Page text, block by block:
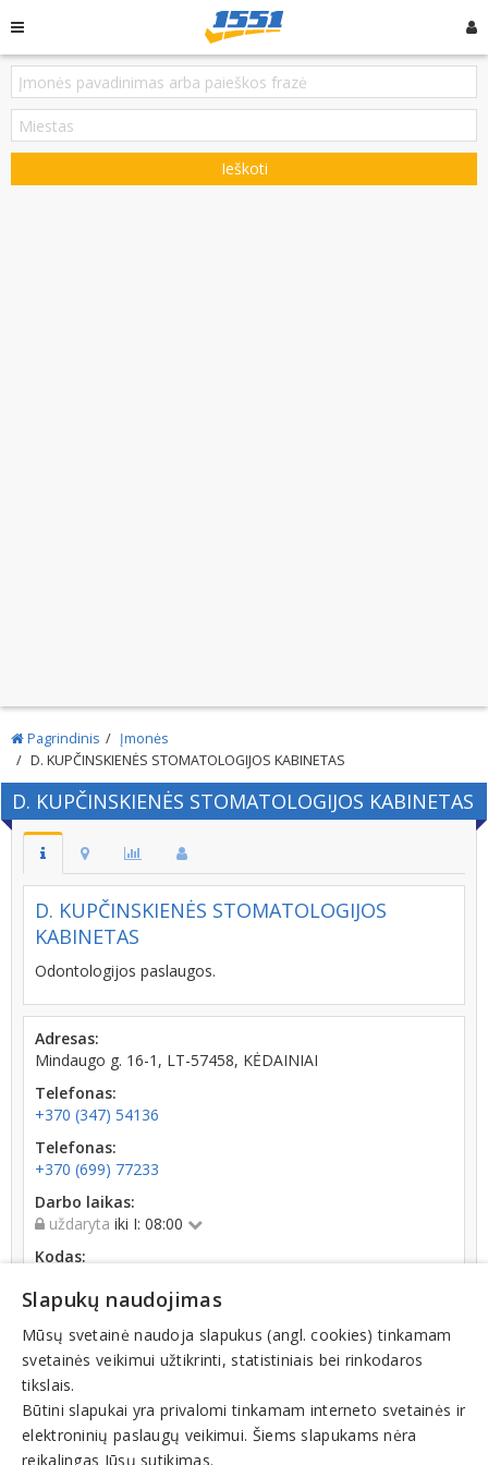
Ieškoti
Pagrindinis
Įmonės
D. KUPČINSKIENĖS STOMATOLOGIJOS KABINETAS
D. KUPČINSKIENĖS STOMATOLOGIJOS KABINETAS
D. KUPČINSKIENĖS STOMATOLOGIJOS
KABINETAS
Odontologijos paslaugos.
Adresas:
Mindaugo g. 16-1, LT-57458, KĖDAINIAI
Telefonas:
+370 (347) 54136
Telefonas:
+370 (699) 77233
Darbo laikas:
uždaryta iki I: 08:00
Kodas:
Registracijos data:
1997-11-12
Slapukų naudojimas
Mūsų svetainė naudoja slapukus (angl. cookies) tinkamam
svetainės veikimui užtikrinti, statistiniais bei rinkodaros
tikslais.
Būtini slapukai yra privalomi tinkamam interneto svetainės ir
elektroninių paslaugų veikimui. Šiems slapukams nėra
reikalingas Jūsų sutikimas.